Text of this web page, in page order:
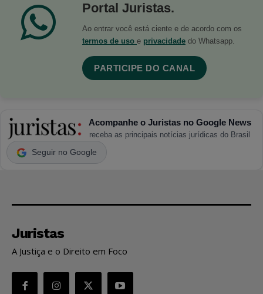
Portal Juristas.
Ao entrar você está ciente e de acordo com os
termos de uso e privacidade do Whatsapp.
PARTICIPE DO CANAL
Acompanhe o Juristas no Google News
receba as principais notícias jurídicas do Brasil
Seguir no Google
Juristas
A Justiça e o Direito em Foco